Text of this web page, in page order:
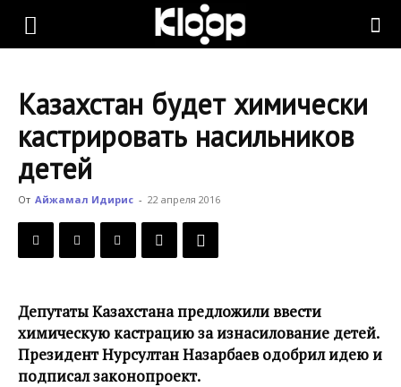
KLOOP.KG
Новости
Кыргызстана
Казахстан будет химически
кастрировать насильников
детей
От Айжамал Идирис - 22 апреля 2016
Депутаты Казахстана предложили ввести
химическую кастрацию за изнасилование детей.
Президент Нурсултан Назарбаев одобрил идею и
подписал законопроект.